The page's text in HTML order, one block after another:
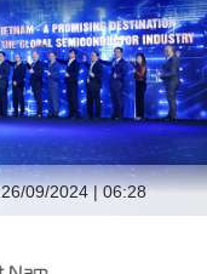
09/2024 | 06:28